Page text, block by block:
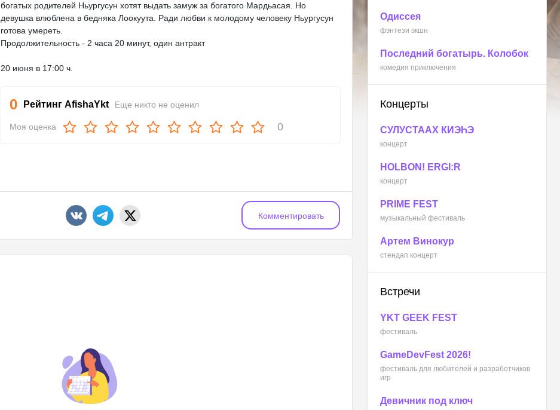
богатых родителей Ньургусун хотят выдать замуж за богатого Мардьасая. Но
девушка влюблена в бедняка Лоокуута. Ради любви к молодому человеку Ньургусун
готова умереть.
Продолжительность - 2 часа 20 минут, один антракт
20 июня в 17:00 ч.
0 Рейтинг AfishaYkt Еще никто не оценил
Моя оценка 0
Комментировать
Одиссея
фэнтези экшн
Последний богатырь. Колобок
комедия приключения
Концерты
СУЛУСТААХ КИЭҺЭ
концерт
HOLBON! ERGI:R
концерт
PRIME FEST
музыкальный фестиваль
Артем Винокур
стендап концерт
Встречи
YKT GEEK FEST
фестиваль
GameDevFest 2026!
фестиваль для любителей и разработчиков
игр
Девичник под ключ